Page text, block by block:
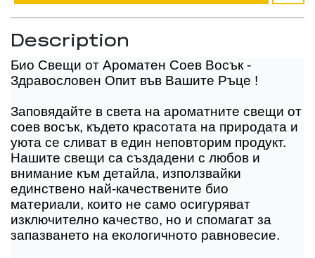
Description
Био Свещи от Ароматен Соев Восък -
Здравословен Опит във Вашите Ръце !
Заповядайте в света на ароматните свещи от
соев восък, където красотата на природата и
уюта се сливат в един неповторим продукт.
Нашите свещи са създадени с любов и
внимание към детайла, използвайки
единствено най-качествените био
материали, които не само осигуряват
изключително качество, но и спомагат за
запазването на екологичното равновесие.